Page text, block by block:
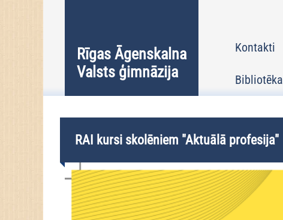
Rīgas Āgenskalna
Valsts ģimnāzija
Kontakti
Bibliotēka
RAI kursi skolēniem "Aktuālā profesija"